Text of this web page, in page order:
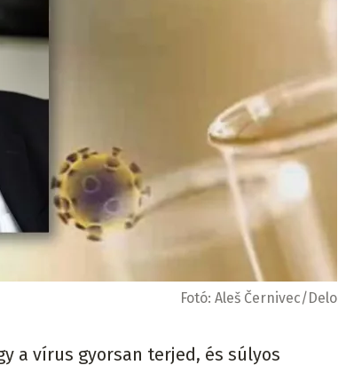
Fotó: Aleš Černivec/Delo
a vírus gyorsan terjed, és súlyos